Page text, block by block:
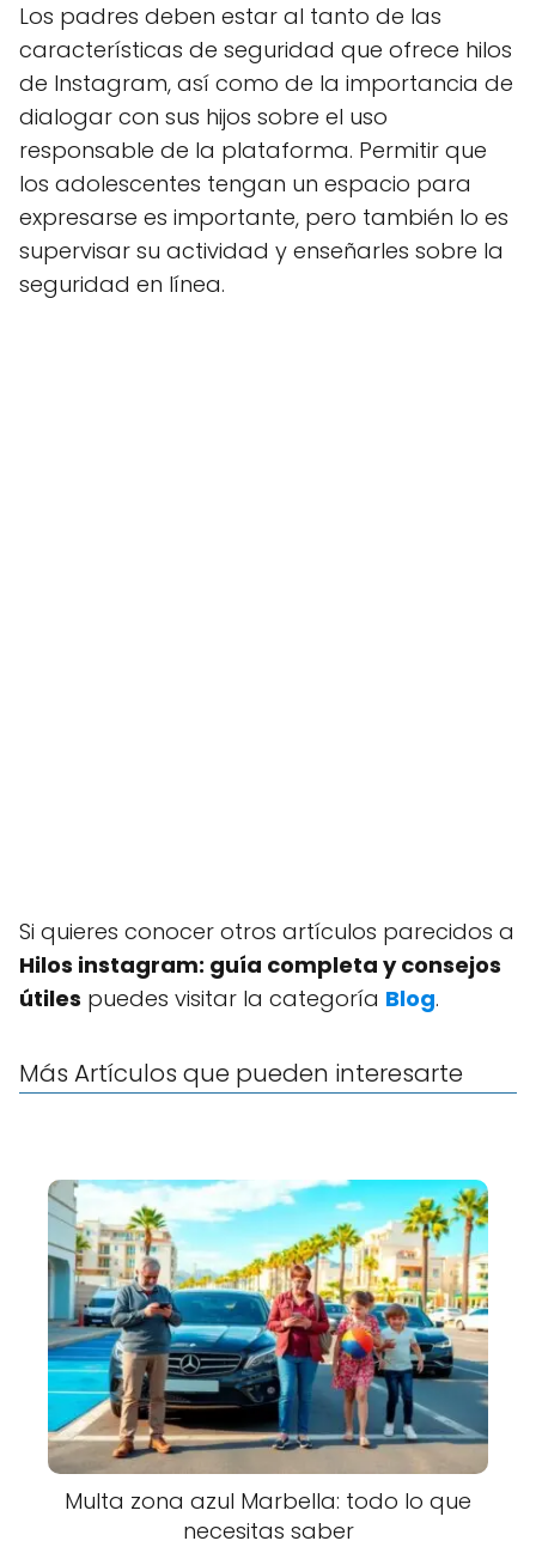
Los padres deben estar al tanto de las
características de seguridad que ofrece hilos
de Instagram, así como de la importancia de
dialogar con sus hijos sobre el uso
responsable de la plataforma. Permitir que
los adolescentes tengan un espacio para
expresarse es importante, pero también lo es
supervisar su actividad y enseñarles sobre la
seguridad en línea.
Si quieres conocer otros artículos parecidos a
Hilos instagram: guía completa y consejos
útiles puedes visitar la categoría Blog.
Más Artículos que pueden interesarte
Multa zona azul Marbella: todo lo que
necesitas saber